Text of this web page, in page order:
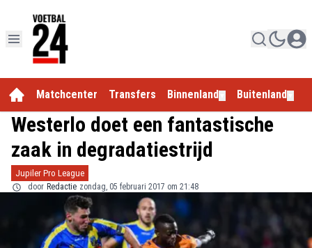
Matchcenter Transfers Binnenland Buitenland
Westerlo doet een fantastische
zaak in degradatiestrijd
Jupiler Pro League
door Redactie zondag, 05 februari 2017 om 21:48